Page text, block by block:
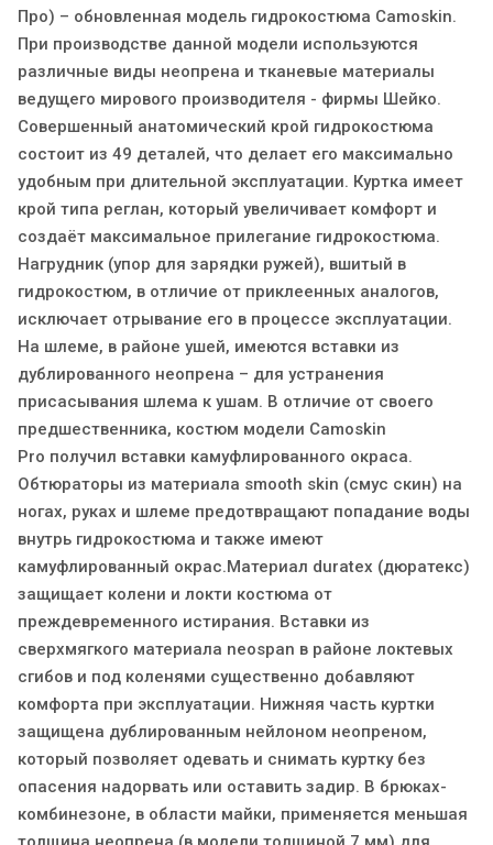
Про) – обновленная модель гидрокостюма Camoskin.
При производстве данной модели используются
различные виды неопрена и тканевые материалы
ведущего мирового производителя - фирмы Шейко.
Совершенный анатомический крой гидрокостюма
состоит из 49 деталей, что делает его максимально
удобным при длительной эксплуатации. Куртка имеет
крой типа реглан, который увеличивает комфорт и
создаёт максимальное прилегание гидрокостюма.
Нагрудник (упор для зарядки ружей), вшитый в
гидрокостюм, в отличие от приклеенных аналогов,
исключает отрывание его в процессе эксплуатации.
На шлеме, в районе ушей, имеются вставки из
дублированного неопрена – для устранения
присасывания шлема к ушам. В отличие от своего
предшественника, костюм модели Camoskin
Pro получил вставки камуфлированного окраса.
Обтюраторы из материала smooth skin (смус скин) на
ногах, руках и шлеме предотвращают попадание воды
внутрь гидрокостюма и также имеют
камуфлированный окрас.Материал duratex (дюратекс)
защищает колени и локти костюма от
преждевременного истирания. Вставки из
сверхмягкого материала neospan в районе локтевых
сгибов и под коленями существенно добавляют
комфорта при эксплуатации. Нижняя часть куртки
защищена дублированным нейлоном неопреном,
который позволяет одевать и снимать куртку без
опасения надорвать или оставить задир. В брюках-
комбинезоне, в области майки, применяется меньшая